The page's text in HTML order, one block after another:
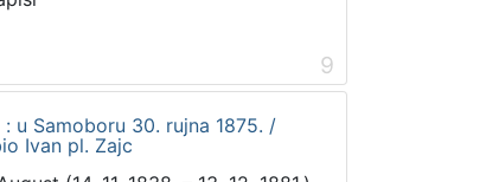
9
u Samoboru 30. rujna 1875. /
Ivan pl. Zajc